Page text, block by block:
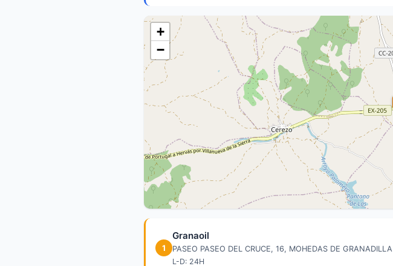
+
−
1
Granaoil
PASEO PASEO DEL CRUCE, 16, MOHEDAS DE GRANADILLA
L-D: 24H